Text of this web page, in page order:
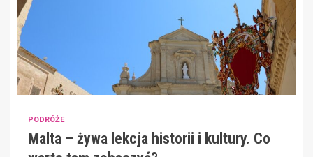
PODRÓŻE
Malta – żywa lekcja historii i kultury. Co